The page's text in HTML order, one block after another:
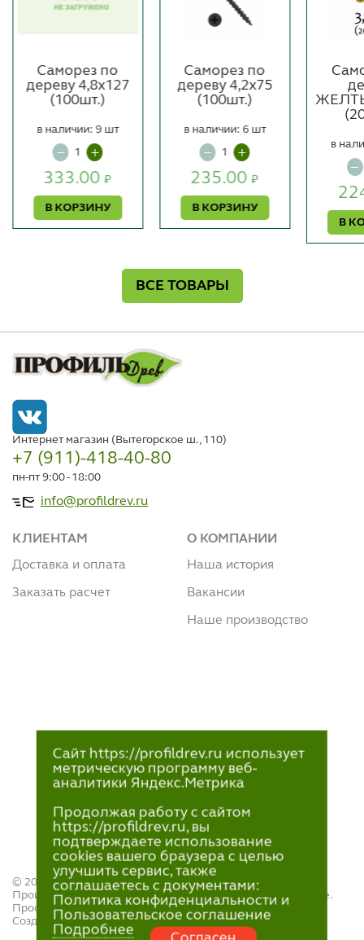
Саморез по
дереву 4,8х127
(100шт.)
333.00₽
В КОРЗИНУ
в наличии: 9 шт
Саморез по
дереву 4,2х75
(100шт.)
235.00₽
В КОРЗИНУ
в наличии: 6 шт
В
в
ВСЕ ТОВАРЫ
Интернет магазин (Вытегорское ш., 110)
+7 (911)-418-40-80
пн-пт 9:00 - 18:00
info@profildrev.ru
КЛИЕНТАМ
Доставка и оплата
Заказать расчет
О КОМПАНИИ
Наша история
Вакансии
Наше производство
© 2021—2023
Производство и продажа пиломатериалов в Петрозаводске.
ПрофильДрев.
Создание и поддержка сайта — «Артлекс»
Сайт https://profildrev.ru использует
метрическую программу веб-
аналитики Яндекс.Метрика
Продолжая работу с сайтом
https://profildrev.ru, вы
подтверждаете использование
cookies вашего браузера с целью
улучшить сервис, также
соглашаетесь с документами:
Политика конфиденциальности и
Пользовательское соглашение
Подробнее